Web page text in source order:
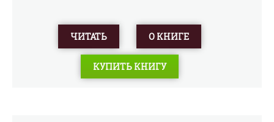
ЧИТАТЬ О КНИГЕ
КУПИТЬ КНИГУ